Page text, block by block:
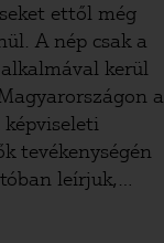
ettől még
A nép csak a
kerül
a
tevékenységén
leírjuk,